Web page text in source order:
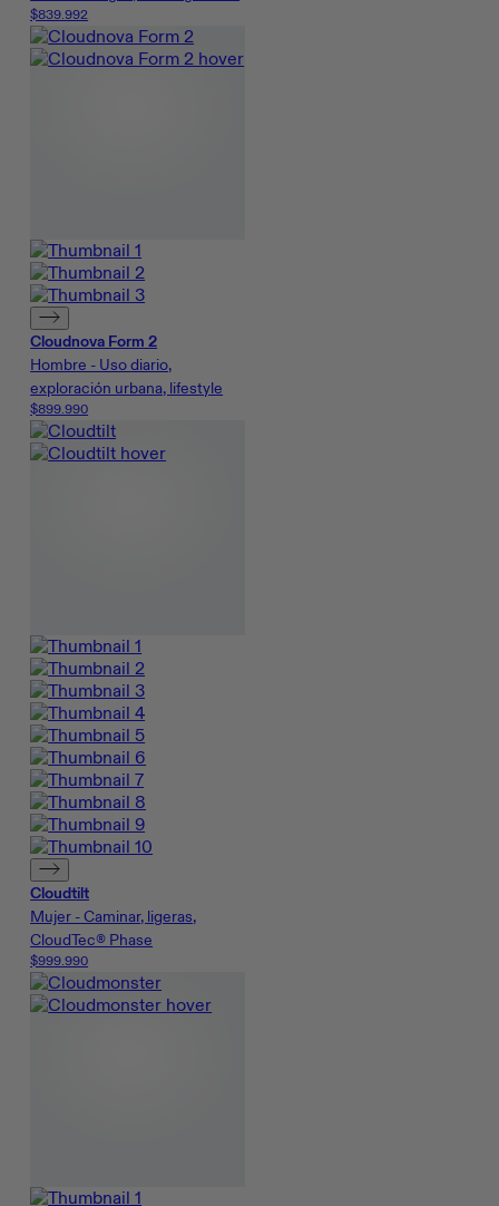
$839.992
Cloudnova Form 2
Hombre - Uso diario,
exploración urbana, lifestyle
$899.990
Cloudtilt
Mujer - Caminar, ligeras,
CloudTec® Phase
$999.990